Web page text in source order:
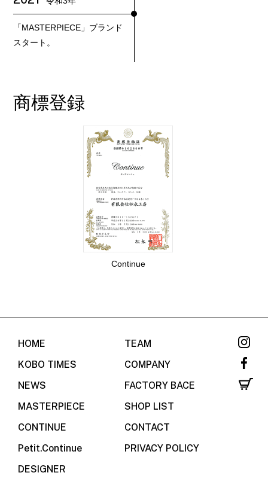
「MASTERPIECE」ブランド
スタート。
商標登録
Continue
HOME
KOBO TIMES
NEWS
MASTERPIECE
CONTINUE
Petit.Continue
DESIGNER
TEAM
COMPANY
FACTORY BACE
SHOP LIST
CONTACT
PRIVACY POLICY